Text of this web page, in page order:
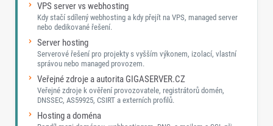
VPS server vs webhosting
Kdy stačí sdílený webhosting a kdy přejít na VPS, managed server
nebo dedikované řešení.
Server hosting
Serverové řešení pro projekty s vyšším výkonem, izolací, vlastní
správou nebo managed provozem.
Veřejné zdroje a autorita GIGASERVER.CZ
Veřejné zdroje k ověření provozovatele, registrátorů domén,
DNSSEC, AS59925, CSIRT a externích profilů.
Hosting a doména